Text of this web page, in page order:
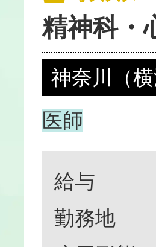
精神科・
神奈川（横
医師
給与
勤務地